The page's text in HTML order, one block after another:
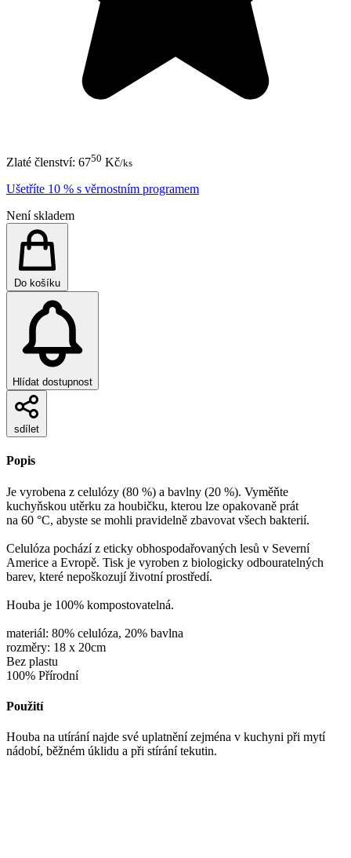
Zlaté členství: 6750 Kč/ks
Ušetříte 10 % s věrnostním programem
Není skladem
Do košíku
Hlídat dostupnost
sdílet
Popis
Je vyrobena z celulózy (80 %) a bavlny (20 %). Vyměňte
kuchyňskou utěrku za houbičku, kterou lze opakovaně prát
na 60 °C, abyste se mohli pravidelně zbavovat všech bakterií.
Celulóza pochází z eticky obhospodařovaných lesů v Severní
Americe a Evropě. Tisk je vyroben z biologicky odbouratelných
barev, které nepoškozují životní prostředí.
Houba je 100% kompostovatelná.
materiál: 80% celulóza, 20% bavlna
rozměry: 18 x 20cm
Bez plastu
100% Přírodní
Použití
Houba na utírání najde své uplatnění zejména v kuchyni při mytí
nádobí, běžném úklidu a při stírání tekutin.